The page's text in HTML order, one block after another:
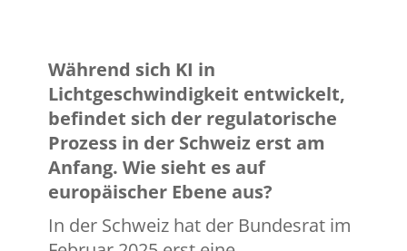
Während sich KI in
Lichtgeschwindigkeit entwickelt,
befindet sich der regulatorische
Prozess in der Schweiz erst am
Anfang. Wie sieht es auf
europäischer Ebene aus?
In der Schweiz hat der Bundesrat im